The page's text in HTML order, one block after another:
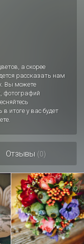
а скорее
рассказать нам
Вы можете
фотографий
в итоге у вас будет
Отзывы (0)